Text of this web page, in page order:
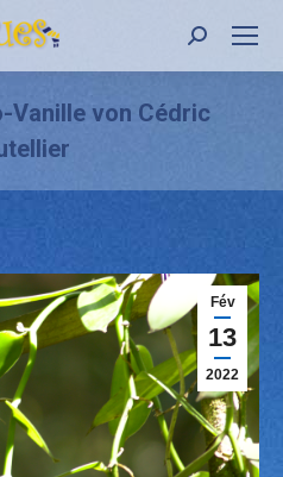
:
Vanille von Cédric
Fév
13
2022